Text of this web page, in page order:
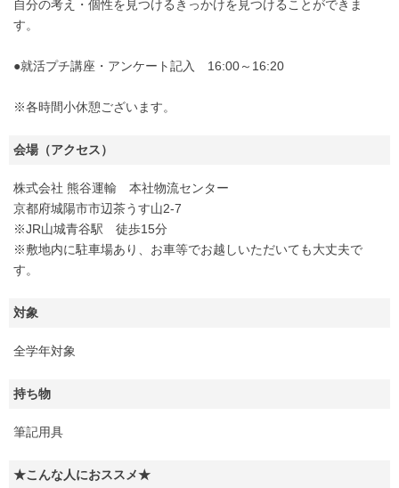
自分の考え・個性を見つけるきっかけを見つけることができま
す。
●就活プチ講座・アンケート記入 16:00～16:20
※各時間小休憩ございます。
会場（アクセス）
株式会社 熊谷運輸 本社物流センター
京都府城陽市市辺茶うす山2-7
※JR山城青谷駅 徒歩15分
※敷地内に駐車場あり、お車等でお越しいただいても大丈夫で
す。
対象
全学年対象
持ち物
筆記用具
★こんな人におススメ★